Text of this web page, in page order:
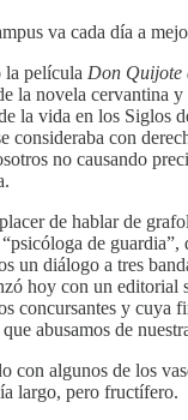
va cada día a
la película Don Quijote
la novela cervantina
la vida en los
consideraba con
no causando
de hablar de
de
un diálogo a tres
hoy con un
concursantes y cuya
abusamos de
con algunos de los
largo, pero fructífero.